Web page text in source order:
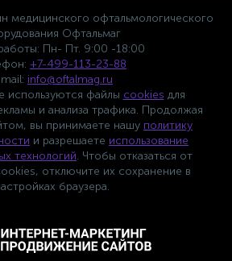
медицинского офтальмологического
Офтальмаг
Пн- Пт. 9:00 -18:00
+7-499-113-23-88
info@oftalmag.ru
используются файлы cookies для
и анализа трафика. Продолжая
вы принимаете нашу политику
и разрешаете использование
технологий. Чтобы отказаться от
отключите их сохранение в
браузера.